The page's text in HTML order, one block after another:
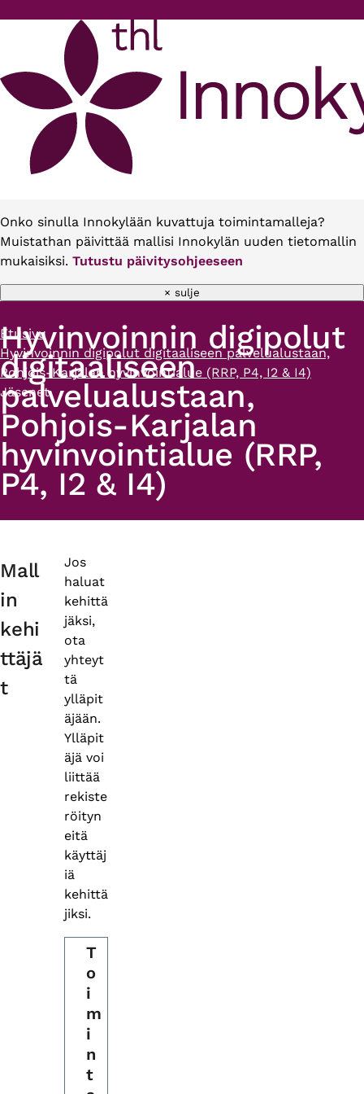
Onko sinulla Innokylään kuvattuja toimintamalleja?
Muistathan päivittää mallisi Innokylän uuden tietomallin
mukaisiksi. Tutustu päivitysohjeeseen
× sulje
Murupolku
Etusivu
Hyvinvoinnin digipolut digitaaliseen palvelualustaan,
Pohjois-Karjalan hyvinvointialue (RRP, P4, I2 & I4)
Jäsenet
Hyvinvoinnin digipolut
digitaaliseen
palvelualustaan,
Pohjois-Karjalan
hyvinvointialue (RRP,
P4, I2 & I4)
Primary
tabs
Mall
in
kehi
ttäjä
t
Jos
haluat
kehittä
jäksi,
ota
yhteyt
tä
ylläpit
äjään.
Ylläpit
äjä voi
liittää
rekiste
röityn
eitä
käyttäj
iä
kehittä
jiksi.
T
o
i
m
i
n
t